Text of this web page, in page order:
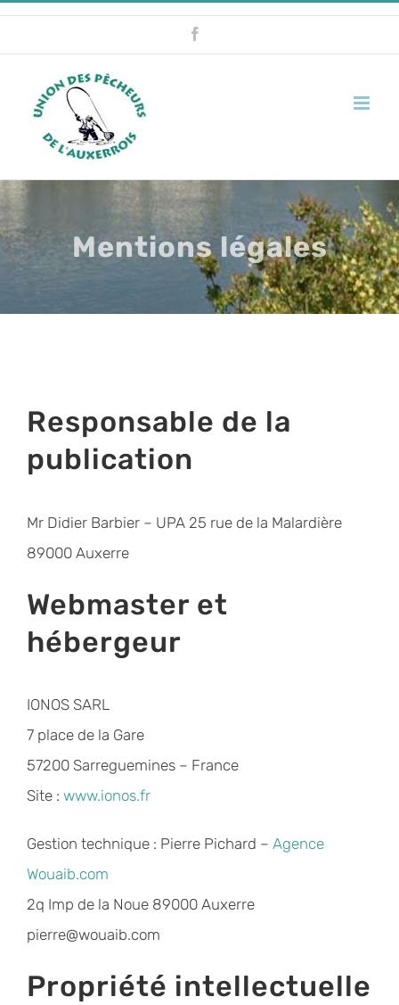
Skip
Mentions légales
Responsable de la
publication
Mr Didier Barbier – UPA 25 rue de la Malardière
89000 Auxerre
Webmaster et
hébergeur
IONOS SARL
7 place de la Gare
57200 Sarreguemines – France
Site : www.ionos.fr
Gestion technique : Pierre Pichard – Agence
Wouaib.com
2q Imp de la Noue 89000 Auxerre
pierre@wouaib.com
Propriété intellectuelle